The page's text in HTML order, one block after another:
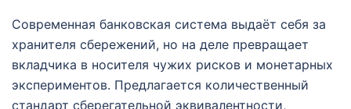
Современная банковская система выдаёт себя за
хранителя сбережений, но на деле превращает
вкладчика в носителя чужих рисков и монетарных
экспериментов. Предлагается количественный
стандарт сберегательной эквивалентности,